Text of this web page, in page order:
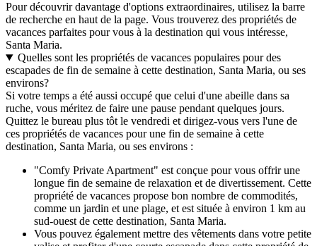
Pour découvrir davantage d'options extraordinaires, utilisez la barre
de recherche en haut de la page. Vous trouverez des propriétés de
vacances parfaites pour vous à la destination qui vous intéresse,
Santa Maria.
Quelles sont les propriétés de vacances populaires pour des
escapades de fin de semaine à cette destination, Santa Maria, ou ses
environs?
Si votre temps a été aussi occupé que celui d'une abeille dans sa
ruche, vous méritez de faire une pause pendant quelques jours.
Quittez le bureau plus tôt le vendredi et dirigez-vous vers l'une de
ces propriétés de vacances pour une fin de semaine à cette
destination, Santa Maria, ou ses environs :
"Comfy Private Apartment" est conçue pour vous offrir une
longue fin de semaine de relaxation et de divertissement. Cette
propriété de vacances propose bon nombre de commodités,
comme un jardin et une plage, et est située à environ 1 km au
sud-ouest de cette destination, Santa Maria.
Vous pouvez également mettre des vêtements dans votre petite